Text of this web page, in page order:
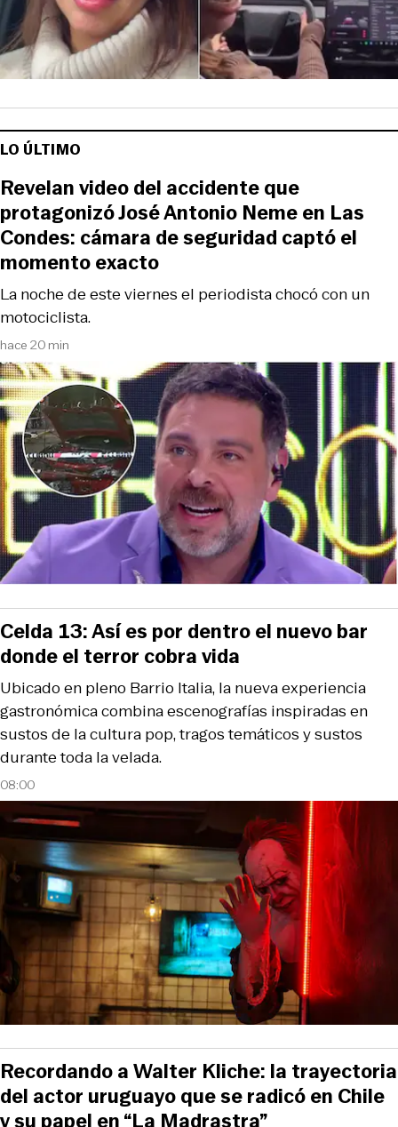
LO ÚLTIMO
hace 20 min
La noche de este viernes el periodista chocó con un
motociclista.
Revelan video del accidente que
protagonizó José Antonio Neme en Las
Condes: cámara de seguridad captó el
momento exacto
08:00
Ubicado en pleno Barrio Italia, la nueva experiencia
gastronómica combina escenografías inspiradas en
sustos de la cultura pop, tragos temáticos y sustos
durante toda la velada.
Celda 13: Así es por dentro el nuevo bar
donde el terror cobra vida
Recordando a Walter Kliche: la trayectoria
del actor uruguayo que se radicó en Chile
y su papel en “La Madrastra”